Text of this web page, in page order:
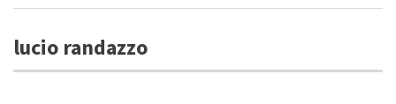
lucio randazzo